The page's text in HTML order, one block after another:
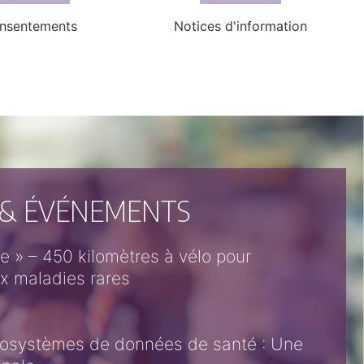
Notices d'information
ÉVÉNEMENTS
» – 450 kilomètres à vélo pour
maladies rares
de données de santé : Une